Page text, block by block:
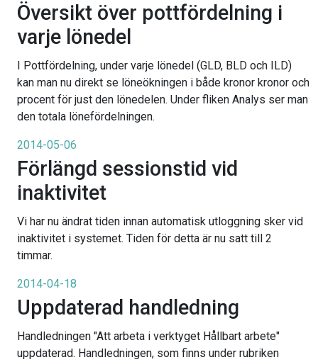
Översikt över pottfördelning i
varje lönedel
I Pottfördelning, under varje lönedel (GLD, BLD och ILD)
kan man nu direkt se löneökningen i både kronor kronor och
procent för just den lönedelen. Under fliken Analys ser man
den totala lönefördelningen.
2014-05-06
Förlängd sessionstid vid
inaktivitet
Vi har nu ändrat tiden innan automatisk utloggning sker vid
inaktivitet i systemet. Tiden för detta är nu satt till 2
timmar.
2014-04-18
Uppdaterad handledning
Handledningen "Att arbeta i verktyget Hållbart arbete"
uppdaterad. Handledningen, som finns under rubriken